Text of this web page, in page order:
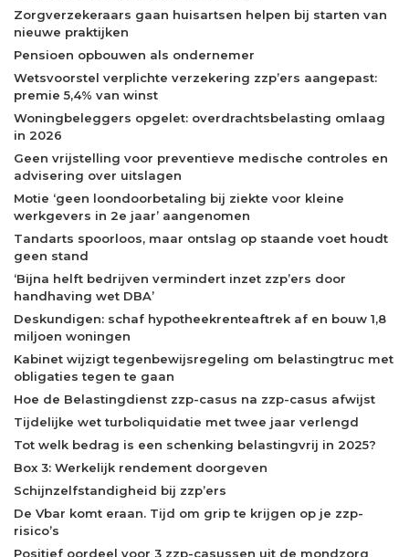
Zorgverzekeraars gaan huisartsen helpen bij starten van
nieuwe praktijken
Pensioen opbouwen als ondernemer
Wetsvoorstel verplichte verzekering zzp’ers aangepast:
premie 5,4% van winst
Woningbeleggers opgelet: overdrachtsbelasting omlaag
in 2026
Geen vrijstelling voor preventieve medische controles en
advisering over uitslagen
Motie ‘geen loondoorbetaling bij ziekte voor kleine
werkgevers in 2e jaar’ aangenomen
Tandarts spoorloos, maar ontslag op staande voet houdt
geen stand
‘Bijna helft bedrijven vermindert inzet zzp’ers door
handhaving wet DBA’
Deskundigen: schaf hypotheekrenteaftrek af en bouw 1,8
miljoen woningen
Kabinet wijzigt tegenbewijsregeling om belastingtruc met
obligaties tegen te gaan
Hoe de Belastingdienst zzp-casus na zzp-casus afwijst
Tijdelijke wet turboliquidatie met twee jaar verlengd
Tot welk bedrag is een schenking belastingvrij in 2025?
Box 3: Werkelijk rendement doorgeven
Schijnzelfstandigheid bij zzp’ers
De Vbar komt eraan. Tijd om grip te krijgen op je zzp-
risico’s
Positief oordeel voor 3 zzp-casussen uit de mondzorg